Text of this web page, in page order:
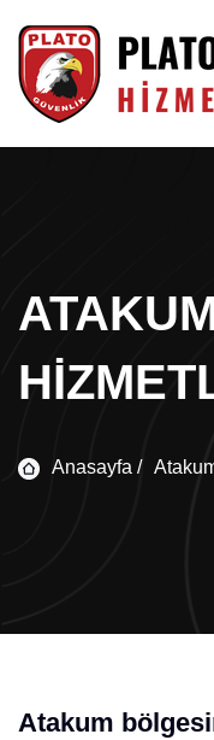
Anasayfa /
Atakum